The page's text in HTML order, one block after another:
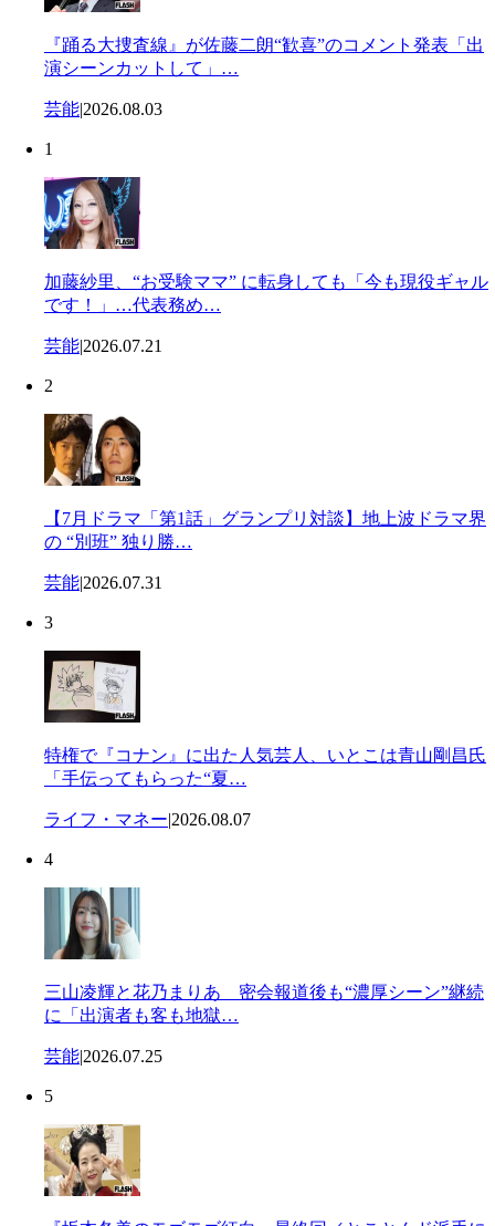
『踊る大捜査線』が佐藤二朗“歓喜”のコメント発表「出
演シーンカットして」…
芸能|2026.08.03
1
加藤紗里、“お受験ママ” に転身しても「今も現役ギャル
です！」…代表務め…
芸能|2026.07.21
2
【7月ドラマ「第1話」グランプリ対談】地上波ドラマ界
の “別班” 独り勝…
芸能|2026.07.31
3
特権で『コナン』に出た人気芸人、いとこは青山剛昌氏
「手伝ってもらった“夏…
ライフ・マネー|2026.08.07
4
三山凌輝と花乃まりあ 密会報道後も“濃厚シーン”継続
に「出演者も客も地獄…
芸能|2026.07.25
5